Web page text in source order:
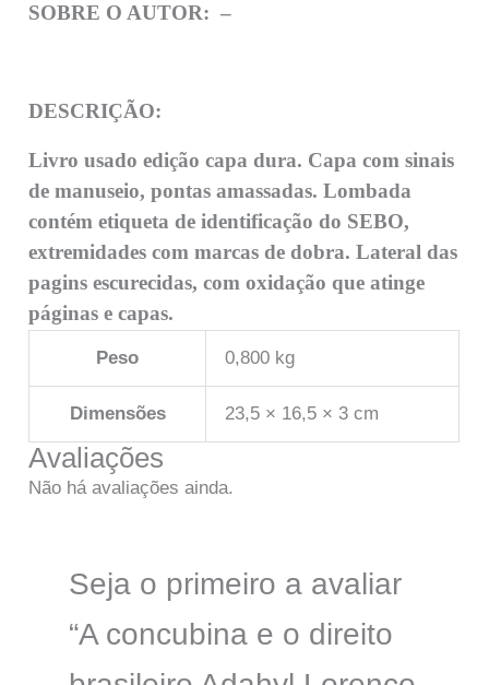
SOBRE O AUTOR: –
DESCRIÇÃO:
Livro usado edição capa dura. Capa com sinais
de manuseio, pontas amassadas. Lombada
contém etiqueta de identificação do SEBO,
extremidades com marcas de dobra. Lateral das
pagins escurecidas, com oxidação que atinge
páginas e capas.
Peso 0,800 kg
Dimensões 23,5 × 16,5 × 3 cm
Avaliações
Não há avaliações ainda.
Seja o primeiro a avaliar
“A concubina e o direito